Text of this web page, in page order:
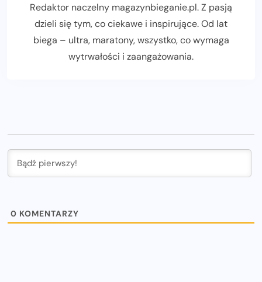
Redaktor naczelny magazynbieganie.pl. Z pasją
dzieli się tym, co ciekawe i inspirujące. Od lat
biega – ultra, maratony, wszystko, co wymaga
wytrwałości i zaangażowania.
0 KOMENTARZY